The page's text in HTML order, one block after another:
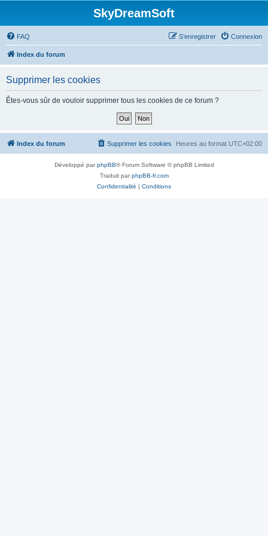
SkyDreamSoft
FAQ Connexion
S’enregistrer
Index du forum
Supprimer les cookies
Êtes-vous sûr de vouloir supprimer tous les cookies de ce forum ?
Index du forum Heures au format UTC+02:00
Supprimer les cookies
Développé parphpBB® Forum Software © phpBB Limited
Traduit parphpBB-fr.com
Confidentialité | Conditions